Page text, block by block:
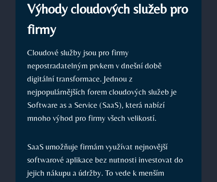
Výhody cloudových služeb pro
firmy
Cloudové služby jsou pro firmy
nepostradatelným prvkem v dnešní době
digitální transformace. Jednou z
nejpopulárnějších forem cloudových služeb je
Software as a Service (SaaS), která nabízí
mnoho výhod pro firmy všech velikostí.
SaaS umožňuje firmám využívat nejnovější
softwarové aplikace bez nutnosti investovat do
jejich nákupu a údržby. To vede k menším